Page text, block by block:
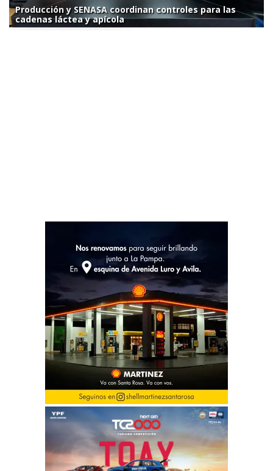
Producción y SENASA coordinan controles para las
cadenas láctea y apícola